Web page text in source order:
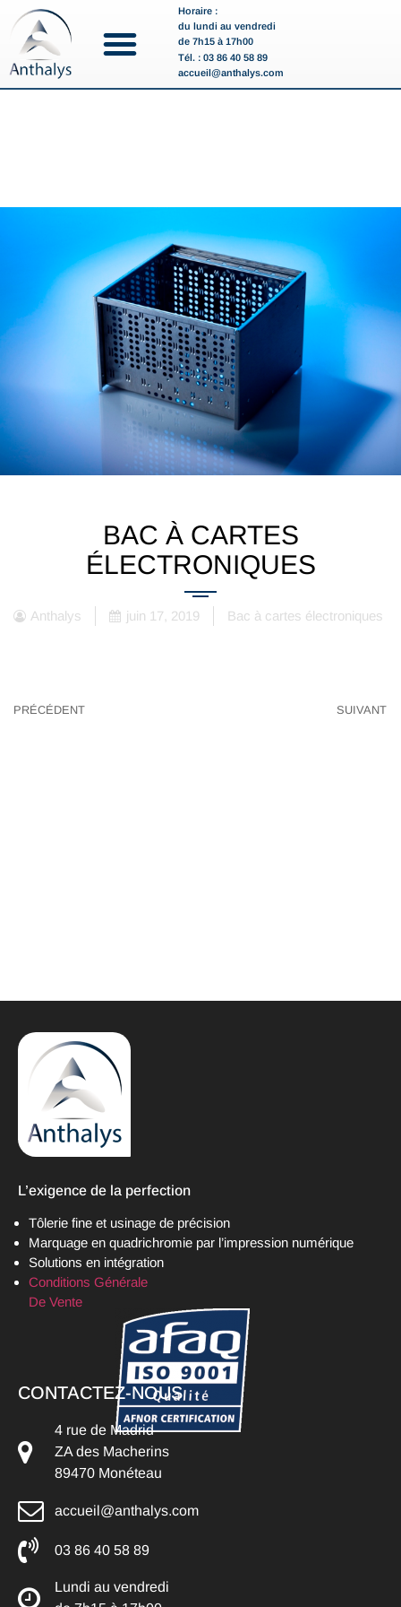
Horaire :
du lundi au vendredi
de 7h15 à 17h00
Tél. : 03 86 40 58 89
accueil@anthalys.com
BAC À CARTES
ÉLECTRONIQUES
Anthalys juin 17, 2019 Bac à cartes électroniques
PRÉCÉDENT SUIVANT
L’exigence de la perfection
Tôlerie fine et usinage de précision
Marquage en quadrichromie par l’impression numérique
Solutions en intégration
Conditions Générale
De Vente
CONTACTEZ-NOUS
4 rue de Madrid
ZA des Macherins
89470 Monéteau
accueil@anthalys.com
03 86 40 58 89
Lundi au vendredi